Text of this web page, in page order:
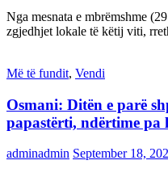
Nga mesnata e mbrëmshme
zgjedhjet lokale të këtij viti,
Më të fundit, Vendi
Osmani: Ditën e parë
papastërti, ndërtime pa
adminadmin September 18,